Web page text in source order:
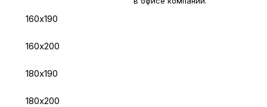
160х190
160х200
180х190
180х200